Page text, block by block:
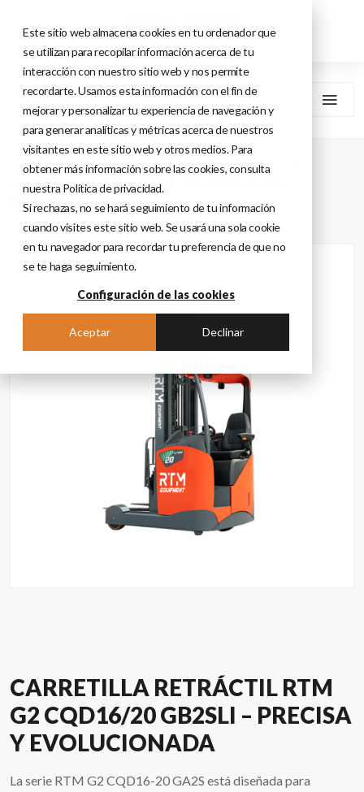
Este sitio web almacena cookies en tu ordenador que
se utilizan para recopilar información acerca de tu
interacción con nuestro sitio web y nos permite
recordarte. Usamos esta información con el fin de
mejorar y personalizar tu experiencia de navegación y
para generar analíticas y métricas acerca de nuestros
visitantes en este sitio web y otros medios. Para
obtener más información sobre las cookies, consulta
nuestra Política de privacidad.
Si rechazas, no se hará seguimiento de tu información
cuando visites este sitio web. Se usará una sola cookie
en tu navegador para recordar tu preferencia de que no
se te haga seguimiento.
Configuración de las cookies
Aceptar Declinar
MENU
Home Máquinas De Almacén
Carretillas Retractiles
Carretilla Retráctil RTM G2 CQD16/20 GB2SLI – Precisa Y
CARRETILLA RETRÁCTIL RTM
G2 CQD16/20 GB2SLI – PRECISA
Y EVOLUCIONADA
La serie RTM G2 CQD16-20 GA2S está diseñada para